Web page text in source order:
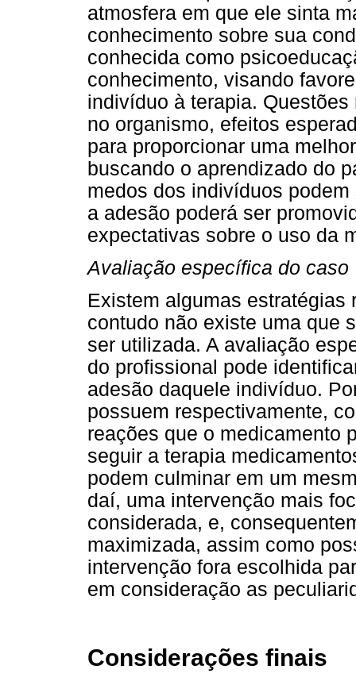
atmosfera em que ele sinta
conhecimento sobre sua
conhecida como
conhecimento, visando
indivíduo à terapia.
no organismo, efeitos
para proporcionar uma
buscando o aprendizado do
medos dos indivíduos
a adesão poderá ser
expectativas sobre o uso da
Avaliação específica do caso
Existem algumas estratégias
contudo não existe uma que
ser utilizada. A avaliação
do profissional pode
adesão daquele indivíduo.
possuem respectivamente,
reações que o medicamento
seguir a terapia
podem culminar em um
daí, uma intervenção mais
considerada, e,
maximizada, assim como
intervenção fora escolhida
em consideração as
Considerações finais